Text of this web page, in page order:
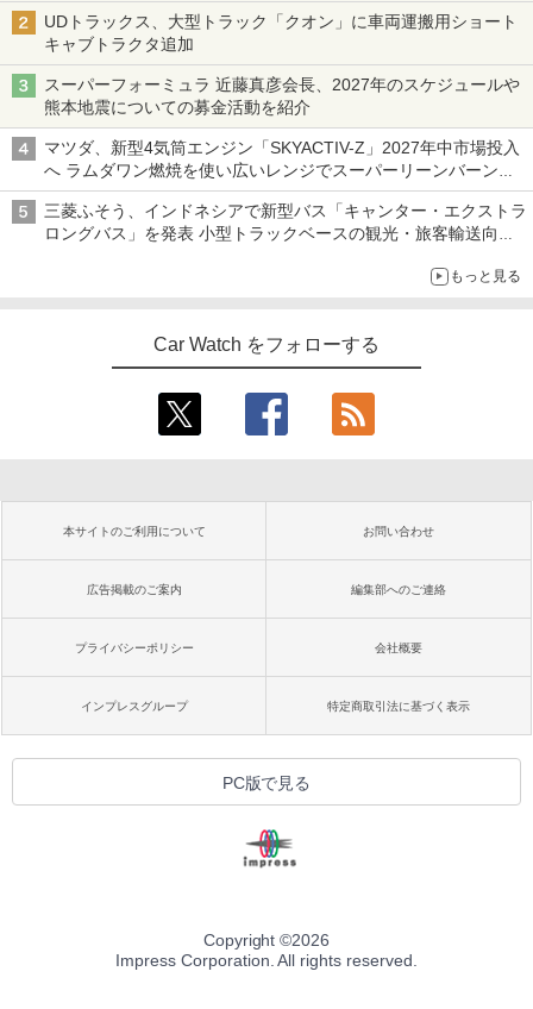
UDトラックス、大型トラック「クオン」に車両運搬用ショート
キャブトラクタ追加
スーパーフォーミュラ 近藤真彦会長、2027年のスケジュールや
熊本地震についての募金活動を紹介
マツダ、新型4気筒エンジン「SKYACTIV-Z」2027年中市場投入
へ ラムダワン燃焼を使い広いレンジでスーパーリーンバーン燃
焼を実現
三菱ふそう、インドネシアで新型バス「キャンター・エクストラ
ロングバス」を発表 小型トラックベースの観光・旅客輸送向け
もっと見る
Car Watch をフォローする
本サイトのご利用について お問い合わせ
広告掲載のご案内 編集部へのご連絡
プライバシーポリシー 会社概要
インプレスグループ 特定商取引法に基づく表示
PC版で見る
Copyright ©2026
Impress Corporation. All rights reserved.